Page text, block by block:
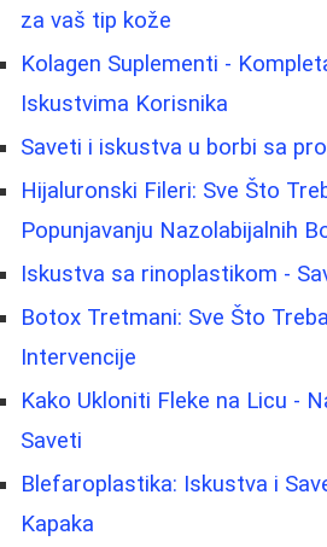
za vaš tip kože
Kolagen Suplementi -
Iskustvima Korisnika
Saveti i iskustva u borbi sa
Hijaluronski Fileri: Sve Što
Popunjavanju Nazolabijalnih
Iskustva sa rinoplastikom -
Botox Tretmani: Sve Što
Intervencije
Kako Ukloniti Fleke na Licu -
Saveti
Blefaroplastika: Iskustva i
Kapaka